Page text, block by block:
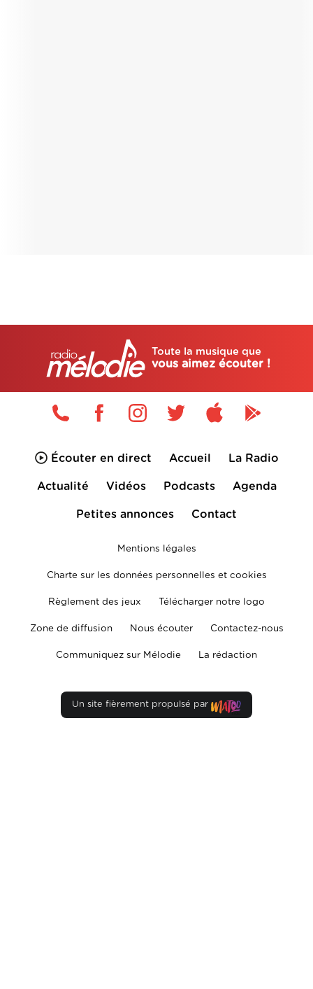
Toute la musique que
vous aimez écouter !
Écouter en direct Accueil La Radio
Actualité Vidéos Podcasts Agenda
Petites annonces Contact
Mentions légales
Charte sur les données personnelles et cookies
Règlement des jeux Télécharger notre logo
Zone de diffusion Nous écouter Contactez-nous
Communiquez sur Mélodie La rédaction
Un site fièrement propulsé par